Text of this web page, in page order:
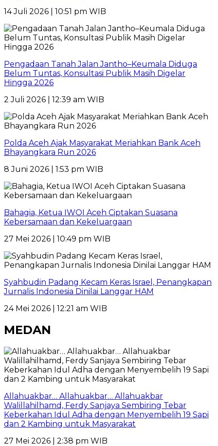
14 Juli 2026 | 10:51 pm WIB
Pengadaan Tanah Jalan Jantho–Keumala Diduga
Belum Tuntas, Konsultasi Publik Masih Digelar
Hingga 2026
2 Juli 2026 | 12:39 am WIB
Polda Aceh Ajak Masyarakat Meriahkan Bank Aceh
Bhayangkara Run 2026
8 Juni 2026 | 1:53 pm WIB
Bahagia, Ketua IWOI Aceh Ciptakan Suasana
Kebersamaan dan Kekeluargaan
27 Mei 2026 | 10:49 pm WIB
Syahbudin Padang Kecam Keras Israel, Penangkapan
Jurnalis Indonesia Dinilai Langgar HAM
24 Mei 2026 | 12:21 am WIB
MEDAN
Allahuakbar… Allahuakbar… Allahuakbar
Walillahilhamd, Ferdy Sanjaya Sembiring Tebar
Keberkahan Idul Adha dengan Menyembelih 19 Sapi
dan 2 Kambing untuk Masyarakat
27 Mei 2026 | 2:38 pm WIB